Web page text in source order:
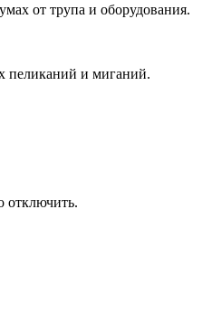
от трупа и оборудования.
пеликаний и миганий.
отключить.